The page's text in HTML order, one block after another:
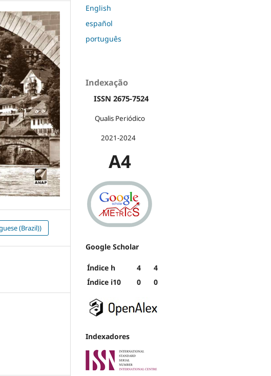
(Brazil))
English
español
português
Indexação
ISSN 2675-7524
Qualis Periódico
2021-2024
A4
Google Scholar
Índice h 4
4
Índice i10
0 0
Indexadores